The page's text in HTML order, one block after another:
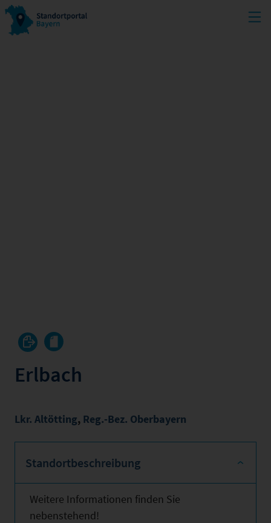
Erlbach
Lkr. Altötting, Reg.-Bez. Oberbayern
Standortbeschreibung
Weitere Informationen finden Sie
nebenstehend!